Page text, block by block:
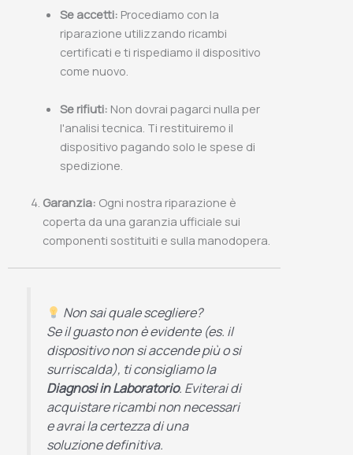
Se accetti: Procediamo con la
riparazione utilizzando ricambi
certificati e ti rispediamo il dispositivo
come nuovo.
Se rifiuti: Non dovrai pagarci nulla per
l'analisi tecnica. Ti restituiremo il
dispositivo pagando solo le spese di
spedizione.
Garanzia: Ogni nostra riparazione è
coperta da una garanzia ufficiale sui
componenti sostituiti e sulla manodopera.
Non sai quale scegliere?
Se il guasto non è evidente (es. il
dispositivo non si accende più o si
surriscalda), ti consigliamo la
Diagnosi in Laboratorio. Eviterai di
acquistare ricambi non necessari
e avrai la certezza di una
soluzione definitiva.